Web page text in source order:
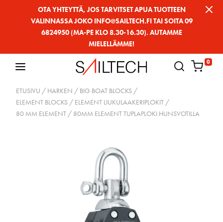
OTA YHTEYTTÄ, JOS TARVITSET APUA TUOTTEEN
VALINNASSA JOKO INFO@SAILTECH.FI TAI SOITA 09
6824950 (MA-PE KLO 8.30-16.30). AUTAMME
MIELELLÄMME!
0
ETUSIVU / HARKEN / BIG BOAT BLOCKS /
ELEMENT BLOCKS / ELEMENT LIUKULAAKERIPLOKIT /
80 MM ELEMENT / 80MM ELEMENT TUPLAPLOKI HUNSVOTILLA